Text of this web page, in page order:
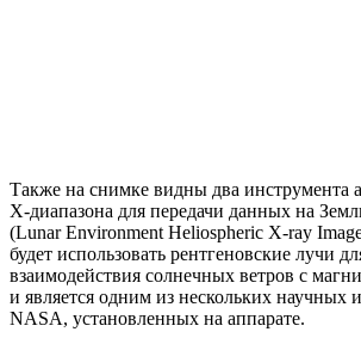
Также на снимке видны два инструмента
X-диапазона для передачи данных на
(Lunar Environment Heliospheric X-ray
будет использовать рентгеновские лучи
взаимодействия солнечных ветров с
и является одним из нескольких научных
NASA, установленных на аппарате.